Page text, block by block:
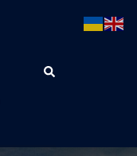
Пошук